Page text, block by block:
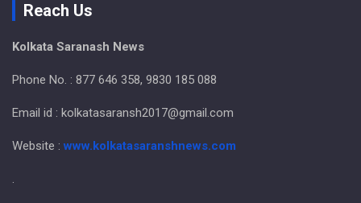
Reach Us
Kolkata Saranash News
Phone No. : 877 646 358, 9830 185 088
Email id : kolkatasaransh2017@gmail.com
Website : www.kolkatasaranshnews.com
.